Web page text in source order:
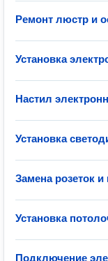
Ремонт люстр и
Установка
Настил
Установка
Замена розеток
Установка
Подключение